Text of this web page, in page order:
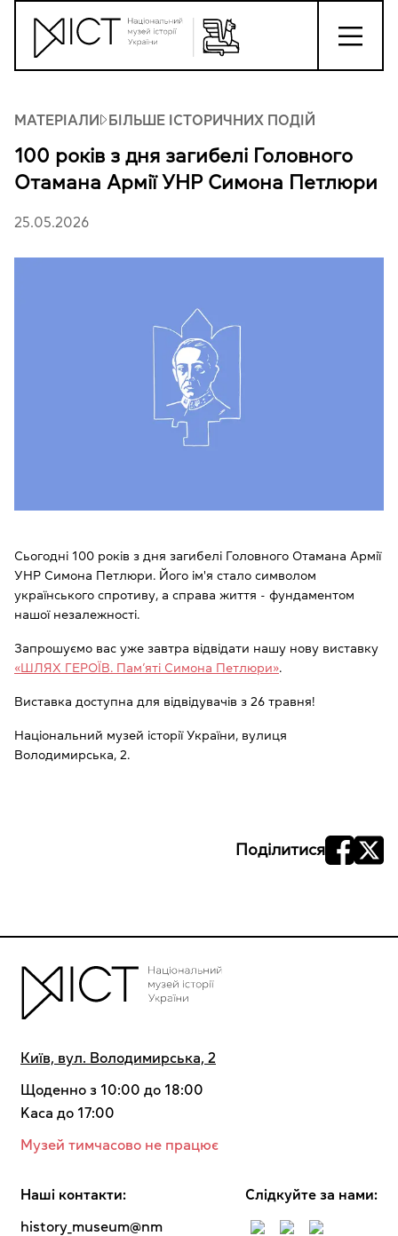
МАТЕРІАЛИ БІЛЬШЕ ІСТОРИЧНИХ ПОДІЙ
100 років з дня загибелі Головного
Отамана Армії УНР Симона Петлюри
25.05.2026
Сьогодні 100 років з дня загибелі Головного Отамана Армії
УНР Симона Петлюри. Його ім'я стало символом
українського спротиву, а справа життя - фундаментом
нашої незалежності.
Запрошуємо вас уже завтра відвідати нашу нову виставку
«ШЛЯХ ГЕРОЇВ. Пам’яті Симона Петлюри».
Виставка доступна для відвідувачів з 26 травня!
Національний музей історії України, вулиця
Володимирська, 2.
Поділитися
Київ, вул. Володимирська, 2
Щоденно з 10:00 до 18:00
Kaca до 17:00
Музей тимчасово не працює
Наші контакти:
history_museum@nm
Cлідкуйте за нами: